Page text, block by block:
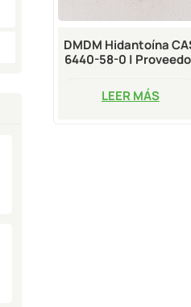
DMDM Hidantoína
6440-58-0 |
Granel
LEER MÁS